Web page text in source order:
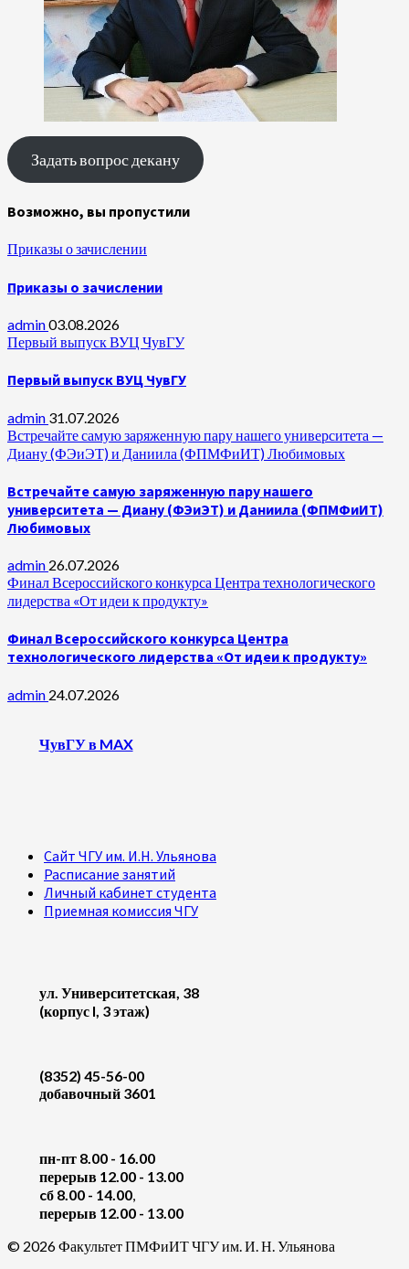
Задать вопрос декану
Возможно, вы пропустили
Приказы о зачислении
Приказы о зачислении
admin03.08.2026
Первый выпуск ВУЦ ЧувГУ
Первый выпуск ВУЦ ЧувГУ
admin 31.07.2026
Встречайте самую заряженную пару нашего университета —
Диану (ФЭиЭТ) и Даниила (ФПМФиИТ) Любимовых
Встречайте самую заряженную пару нашего
университета — Диану (ФЭиЭТ) и Даниила (ФПМФиИТ)
Любимовых
admin 26.07.2026
Финал Всероссийского конкурса Центра технологического
лидерства «От идеи к продукту»
Финал Всероссийского конкурса Центра
технологического лидерства «От идеи к продукту»
admin 24.07.2026
ЧувГУ в MAX
Сайт ЧГУ им. И.Н. Ульянова
Расписание занятий
Личный кабинет студента
Приемная комиссия ЧГУ
ул. Университетская, 38
(корпус I, 3 этаж)
(8352) 45-56-00
добавочный 3601
пн-пт 8.00 - 16.00
перерыв 12.00 - 13.00
cб 8.00 - 14.00,
перерыв 12.00 - 13.00
© 2026 Факультет ПМФиИТ ЧГУ им. И. Н. Ульянова